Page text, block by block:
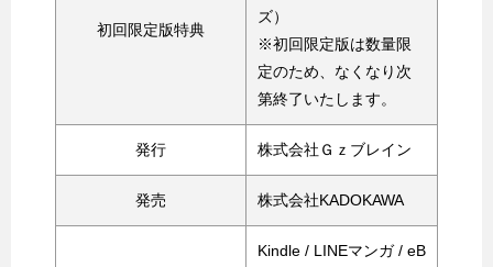
初回限定版特典
ズ）
※初回限定版は数量限
定のため、なくなり次
第終了いたします。
発行 株式会社Ｇｚブレイン
発売 株式会社KADOKAWA
Kindle / LINEマンガ / eB